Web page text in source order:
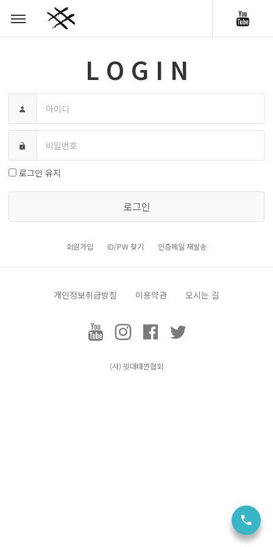
L O G I N
로그인 유지
로그인
회원가입 ID/PW 찾기 인증메일 재발송
개인정보취급방침 이용약관 오시는 길
(사) 윗대태껸택견, Taekkyeon
협회